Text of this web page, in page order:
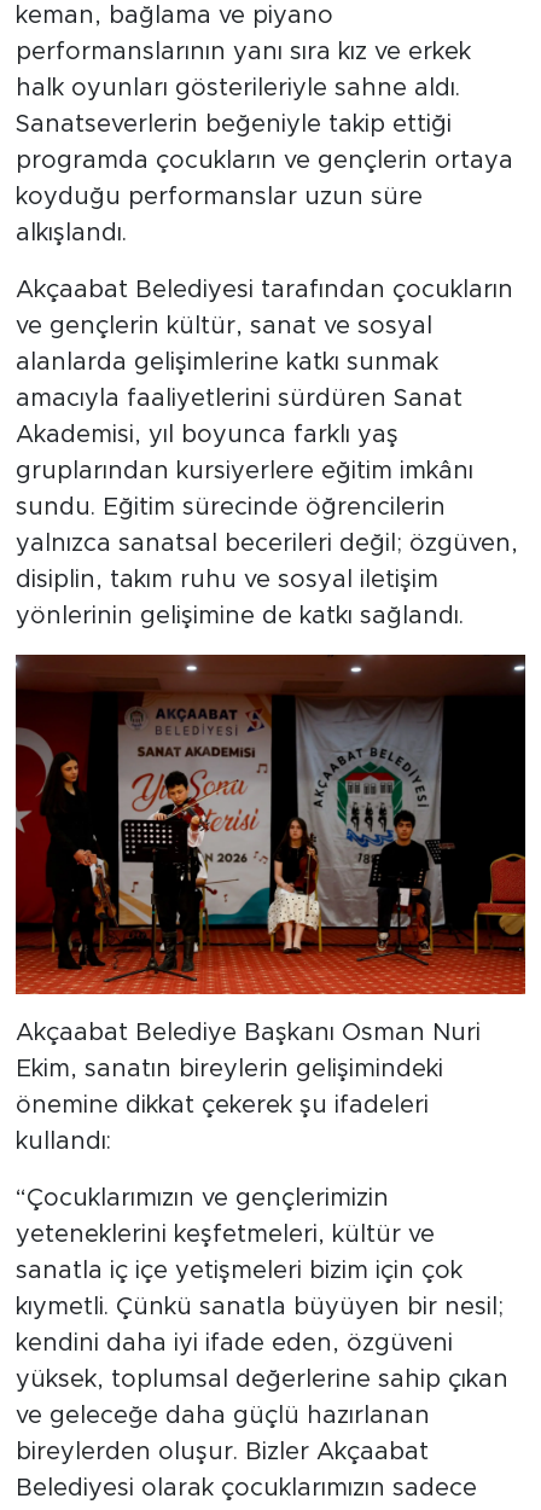
keman, bağlama ve piyano
performanslarının yanı sıra kız ve erkek
halk oyunları gösterileriyle sahne aldı.
Sanatseverlerin beğeniyle takip ettiği
programda çocukların ve gençlerin ortaya
koyduğu performanslar uzun süre
alkışlandı.
Akçaabat Belediyesi tarafından çocukların
ve gençlerin kültür, sanat ve sosyal
alanlarda gelişimlerine katkı sunmak
amacıyla faaliyetlerini sürdüren Sanat
Akademisi, yıl boyunca farklı yaş
gruplarından kursiyerlere eğitim imkânı
sundu. Eğitim sürecinde öğrencilerin
yalnızca sanatsal becerileri değil; özgüven,
disiplin, takım ruhu ve sosyal iletişim
yönlerinin gelişimine de katkı sağlandı.
Akçaabat Belediye Başkanı Osman Nuri
Ekim, sanatın bireylerin gelişimindeki
önemine dikkat çekerek şu ifadeleri
kullandı:
“Çocuklarımızın ve gençlerimizin
yeteneklerini keşfetmeleri, kültür ve
sanatla iç içe yetişmeleri bizim için çok
kıymetli. Çünkü sanatla büyüyen bir nesil;
kendini daha iyi ifade eden, özgüveni
yüksek, toplumsal değerlerine sahip çıkan
ve geleceğe daha güçlü hazırlanan
bireylerden oluşur. Bizler Akçaabat
Belediyesi olarak çocuklarımızın sadece